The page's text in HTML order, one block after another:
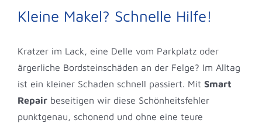
Gummi Berger
Kleine Makel? Schnelle Hilfe!
Kratzer im Lack, eine Delle vom Parkplatz oder
ärgerliche Bordsteinschäden an der Felge? Im Alltag
ist ein kleiner Schaden schnell passiert. Mit Smart
Repairbeseitigen wir diese Schönheitsfehler
punktgenau, schonend und ohne eine teure